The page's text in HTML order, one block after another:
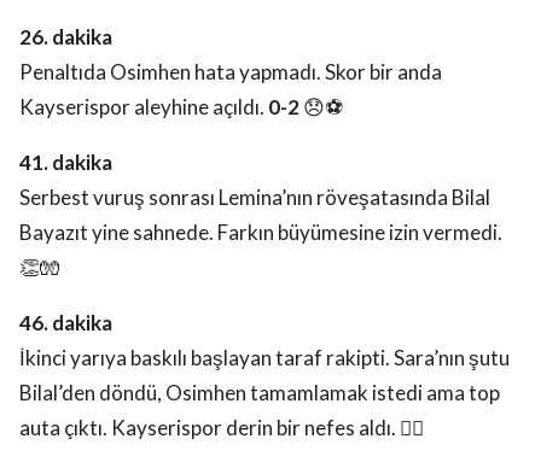
26. dakika
Penaltıda Osimhen hata yapmadı. Skor bir anda
Kayserispor aleyhine açıldı. 0-2😞⚽️
41. dakika
Serbest vuruş sonrası Lemina’nın röveşatasında Bilal
Bayazıt yine sahnede. Farkın büyümesine izin vermedi.
👏🧤
46. dakika
İkinci yarıya baskılı başlayan taraf rakipti. Sara’nın şutu
Bilal’den döndü, Osimhen tamamlamak istedi ama top
auta çıktı. Kayserispor derin bir nefes aldı. 😮‍💨